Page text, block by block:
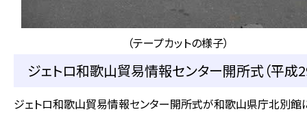
（テープカットの様子）
ジェトロ和歌山貿易情報センター開所式（平成
ジェトロ和歌山貿易情報センター開所式が和歌山県庁北別館